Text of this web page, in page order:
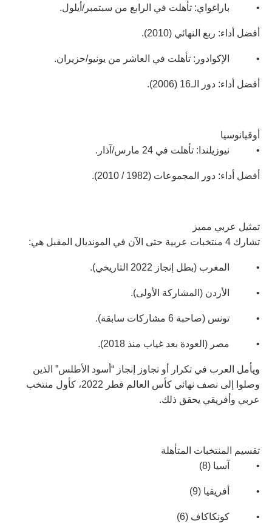
• باراغواي: تأهلت في الرابع من سبتمبر/أيلول.
أفضل أداء: ربع النهائي (2010).
• الإكوادور: تأهلت في العاشر من يونيو/حزيران.
أفضل أداء: دور الـ16 (2006).
أوقيانوسيا
• نيوزيلندا: تأهلت في 24 مارس/آذار.
أفضل أداء: دور المجموعات (1982 / 2010).
تمثيل عربي مميز
تشارك 4 منتخبات عربية حتى الآن في المونديال المقبل هي:
• المغرب (بطل إنجاز 2022 التاريخي).
• الأردن (المشاركة الأولى).
• تونس (صاحبة 6 مشاركات سابقة).
• مصر (العودة بعد غياب منذ 2018).
ويأمل العرب في تكرار أو تجاوز إنجاز “أسود الأطلس” الذين
وصلوا إلى نصف نهائي كأس العالم قطر 2022، كأول منتخب
عربي وأفريقي يحقق ذلك.
تقسيم المنتخبات المتأهلة
• آسيا (8)
• أفريقيا (9)
• كونكاكاف (6)